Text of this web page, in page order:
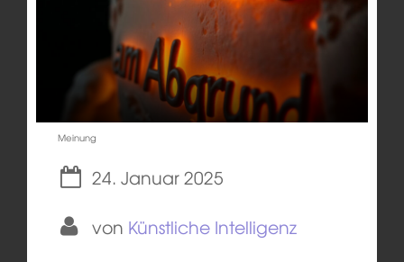
Meinung
24. Januar 2025
von Künstliche Intelligenz